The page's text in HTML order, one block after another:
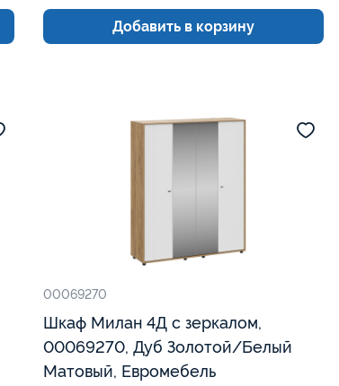
Добавить в корзину
00069270
Шкаф Милан 4Д с зеркалом,
00069270, Дуб Золотой/Белый
Матовый, Евромебель